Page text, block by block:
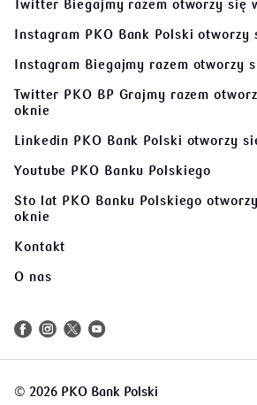
Twitter Biegajmy razem otworzy się
Instagram PKO Bank Polski otworzy
Instagram Biegajmy razem otworzy
Twitter PKO BP Grajmy razem
oknie
Linkedin PKO Bank Polski otworzy
Youtube PKO Banku Polskiego
Sto lat PKO Banku Polskiego
oknie
Kontakt
O nas
© 2026 PKO Bank Polski